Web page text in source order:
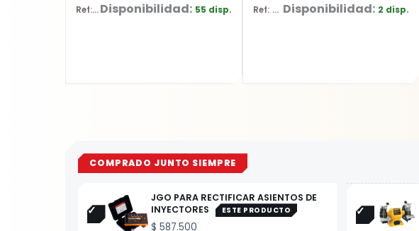
Ref: YT-48851Disponibilidad: 55 disp. Ref: DW752/B3 Disponibilidad: 2 disp.
COMPRADO JUNTO SIEMPRE
JGO PARA RECTIFICAR ASIENTOS DE
INYECTORES
ESTE PRODUCTO
$ 587.500